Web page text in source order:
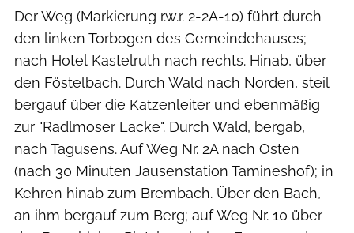
​Der Weg (Markierung r.w.r. 2-2A-10) führt durch
den linken Torbogen des Gemeindehauses;
nach Hotel Kastelruth nach rechts. Hinab, über
den Föstelbach. Durch Wald nach Norden, steil
bergauf über die Katzenleiter und ebenmäßig
zur "Radlmoser Lacke". Durch Wald, bergab,
nach Tagusens. Auf Weg Nr. 2A nach Osten
(nach 30 Minuten Jausenstation Tamineshof); in
Kehren hinab zum Brembach. Über den Bach,
an ihm bergauf zum Berg; auf Weg Nr. 10 über